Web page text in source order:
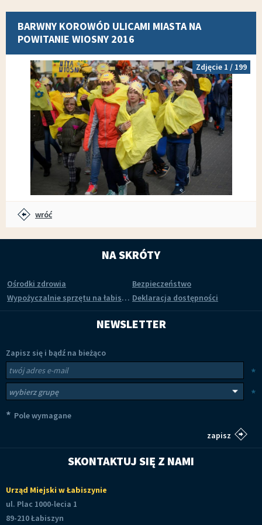
BARWNY KOROWÓD ULICAMI MIASTA NA
POWITANIE WIOSNY 2016
Zdjęcie 1 / 199
wróć
NA SKRÓTY
Ośrodki zdrowia
Bezpieczeństwo
Wypożyczalnie sprzętu na łabiszyńskiej wyspie Deklaracja dostępności
NEWSLETTER
Zapisz się i bądź na bieżąco
Newsletter
*
*
* Pole wymagane
SKONTAKTUJ SIĘ Z NAMI
Urząd Miejski w Łabiszynie
ul. Plac 1000-lecia 1
89-210 Łabiszyn